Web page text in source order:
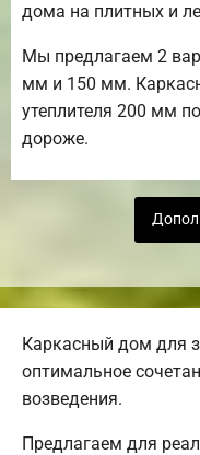
дома на плитных и
Мы предлагаем 2
мм и 150 мм.
утеплителя 200 мм
дороже.
Каркасный дом для
оптимальное
возведения.
Предлагаем для